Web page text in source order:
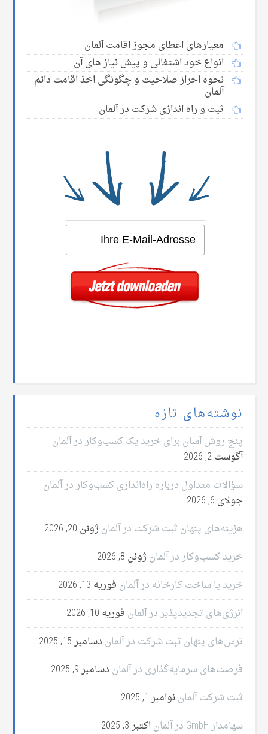
معیارهای اعطای مجوز اقامت آلمان
انواع خود اشتغالی و پیش نیاز های آن
نحوه احراز صلاحیت و چگونگی اخذ اقامت دائم
آلمان
ثبت و راه اندازی شرکت در آلمان
نوشته‌های تازه
پنج روش آسان برای خرید یک کسب‌وکار در آلمان
آگوست 2, 2026
سؤالات متداول درباره راه‌اندازی کسب‌وکار در آلمان
جولای 6, 2026
هزینه‌های پنهان ثبت شرکت در آلمان ژوئن 20, 2026
خرید کسب‌وکار در آلمان ژوئن 8, 2026
خرید یا ساخت کارخانه در آلمان فوریه 13, 2026
انرژی‌های تجدیدپذیر در آلمان فوریه 10, 2026
ترس‌های پنهان ثبت شرکت در آلمان دسامبر 15, 2025
فرصت‌های سرمایه‌گذاری در آلمان دسامبر 9, 2025
ثبت شرکت آلماننوامبر 1, 2025
سهامدار GmbH در آلمان
اکتبر 3, 2025